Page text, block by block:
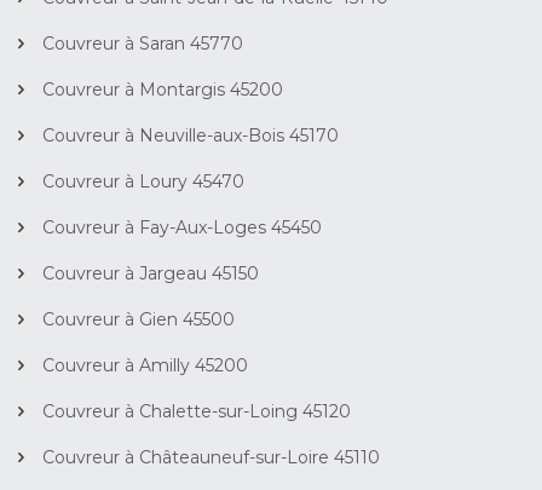
Couvreur à Saran 45770
Couvreur à Montargis 45200
Couvreur à Neuville-aux-Bois 45170
Couvreur à Loury 45470
Couvreur à Fay-Aux-Loges 45450
Couvreur à Jargeau 45150
Couvreur à Gien 45500
Couvreur à Amilly 45200
Couvreur à Chalette-sur-Loing 45120
Couvreur à Châteauneuf-sur-Loire 45110